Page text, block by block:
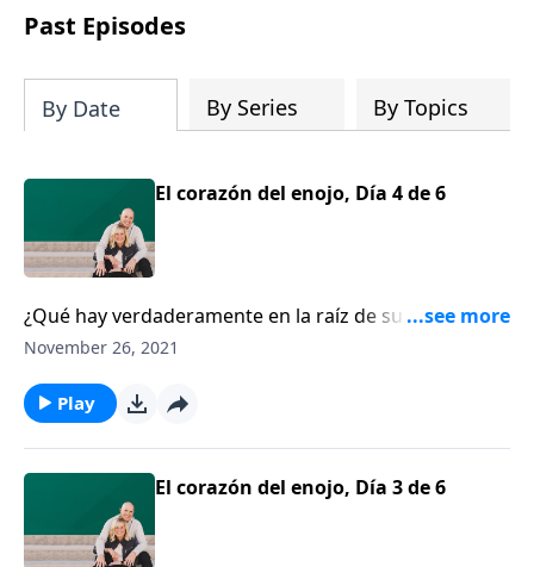
Dios para compartirlos con su familia,
su iglesia y su comunidad!
Past Episodes
By Date By Series By Topics
El corazón del enojo, Día 4 de 6
¿Qué hay verdaderamente en la raíz de su enojo?
Chip Ingram nos ofrece consejos prácticos para lidiar
November 26, 2021
Play
El corazón del enojo, Día 3 de 6